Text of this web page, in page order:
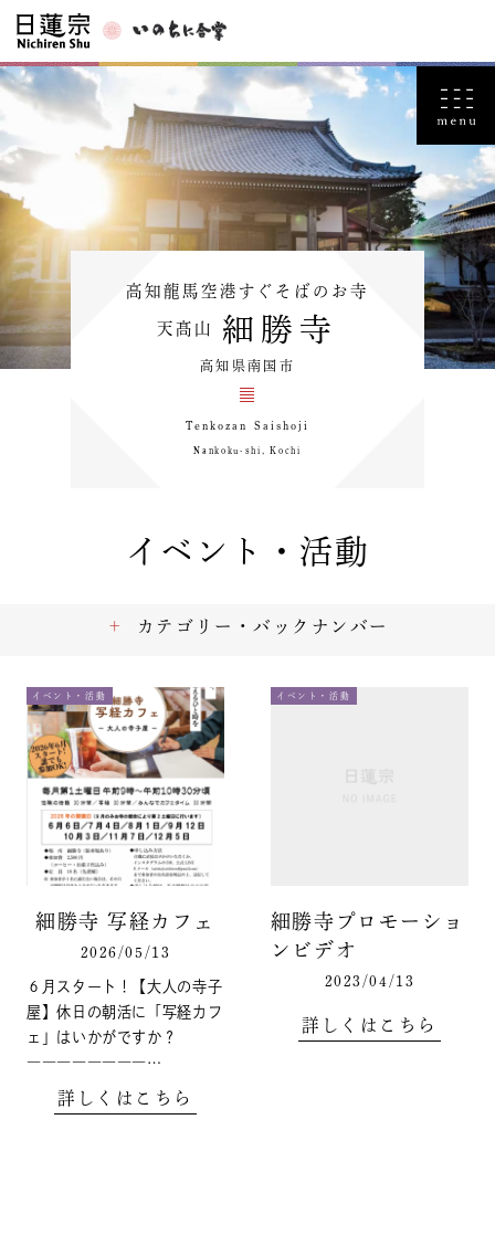
高知龍馬空港すぐそばのお寺
天髙山 細勝寺
高知県南国市
Tenkozan Saishoji
Nankoku-shi, Kochi
イベント・活動
イベント・活動
細勝寺 写経カフェ
2026/05/13
６月スタート！【大人の寺子
屋】休日の朝活に「写経カフ
ェ」はいかがですか？
――――――――…
詳しくはこちら
イベント・活動
細勝寺プロモーショ
ンビデオ
2023/04/13
詳しくはこちら
カテゴリー・バックナンバー